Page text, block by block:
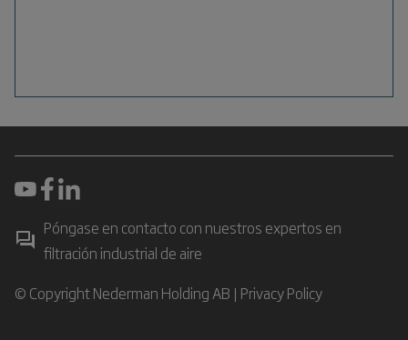
Póngase en contacto con nuestros expertos en
filtración industrial de aire
© Copyright Nederman Holding AB | Privacy Policy